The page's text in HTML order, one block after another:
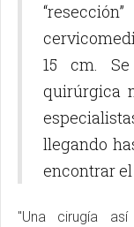
15 cm.
quirúrgica
llegando
encontrar
"Una cirugía